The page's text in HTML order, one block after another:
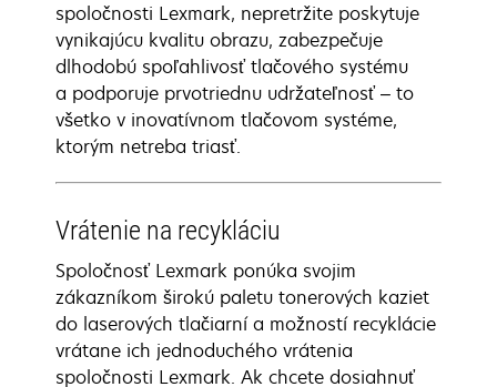
spoločnosti Lexmark, nepretržite poskytuje
vynikajúcu kvalitu obrazu, zabezpečuje
dlhodobú spoľahlivosť tlačového systému
a podporuje prvotriednu udržateľnosť – to
všetko v inovatívnom tlačovom systéme,
ktorým netreba triasť.
Vrátenie na recykláciu
Spoločnosť Lexmark ponúka svojim
zákazníkom širokú paletu tonerových kaziet
do laserových tlačiarní a možností recyklácie
vrátane ich jednoduchého vrátenia
spoločnosti Lexmark. Ak chcete dosiahnuť